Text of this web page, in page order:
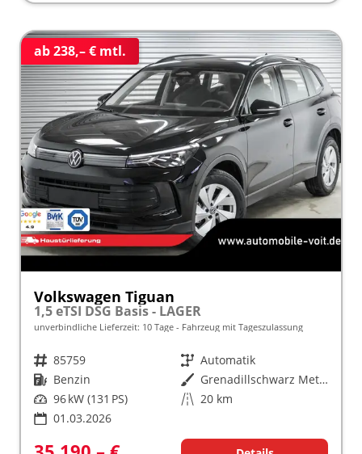
ab 238,– € mtl.
Volkswagen Tiguan
1,5 eTSI DSG Basis - LAGER
unverbindliche Lieferzeit: 10 Tage Fahrzeug mit Tageszulassung
Fahrzeugnr. 85759 Getriebe Automatik
Kraftstoff Benzin Außenfarbe
Grenadillschwarz Metallic (0E)
Leistung 96 kW (131 PS) Kilometerstand 20 km
01.03.2026